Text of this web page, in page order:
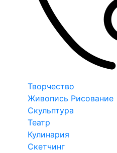
Творчество
Живопись Рисование
Скульптура
Театр
Кулинария
Скетчинг